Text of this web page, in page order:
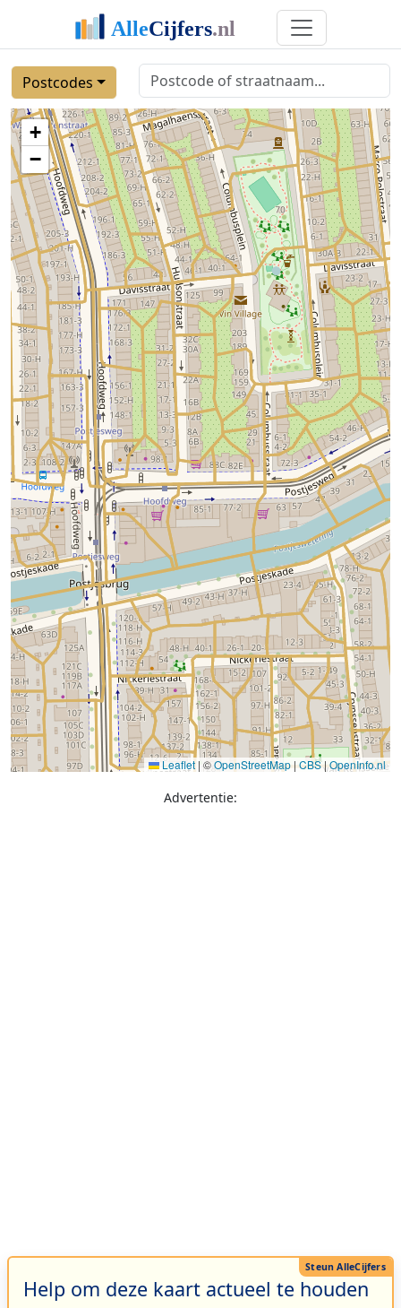
Postcodes
+
−
Leaflet | ©OpenStreetMap | CBS|OpenInfo.nl
Advertentie:
Help om deze kaart actueel te houden